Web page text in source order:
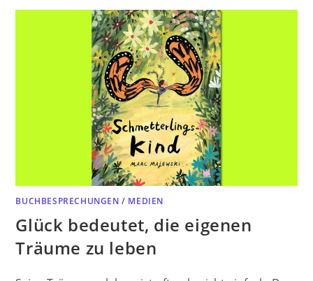
BUCHBESPRECHUNGEN / MEDIEN
Glück bedeutet, die eigenen
Träume zu leben